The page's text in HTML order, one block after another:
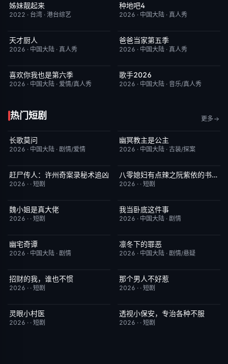
昨日更新
姊妹靓起来
2022 · 台湾 · 港台综艺
今日更新
种地吧4
2026 · 中国大陆 · 真人秀
今日更新
天才厨人
2026 · 中国大陆 · 真人秀
今日更新
爸爸当家第五季
2026 · 中国大陆 · 真人秀
今日更新
喜欢你我也是第六季
2026 · 中国大陆 · 爱情/真人秀
今日更新
歌手2026
2026 · 中国大陆 · 音乐/真人秀
热门短剧 更多
已完结
长歌莫问
2026 · 中国大陆 · 剧情/爱情
已完结
幽冥教主是公主
2026 · 中国大陆 · 古装/探案
完结 9.0
赶尸传人：许州奇案录秘术追凶
2026 · · 短剧
完结 5.0八零媳妇有点辣之阮紫依的书中梦
2026 · · 短剧
完结
魏小姐是真大佬
2026 · · 短剧
已完结
我当卧底这件事
2026 · 中国大陆 · 剧情
更新至第14集
幽宅奇谭
2026 · 中国大陆 · 剧情
更新至第16集
凛冬下的罪恶
2026 · 中国大陆 · 剧情/悬疑
完结
招财的我，谁也不惯
2026 · · 短剧
完结
那个男人不好惹
2026 · · 短剧
完结
灵眼小村医
2026 · · 短剧
完结
透视小保安，专治各种不服
2026 · · 短剧